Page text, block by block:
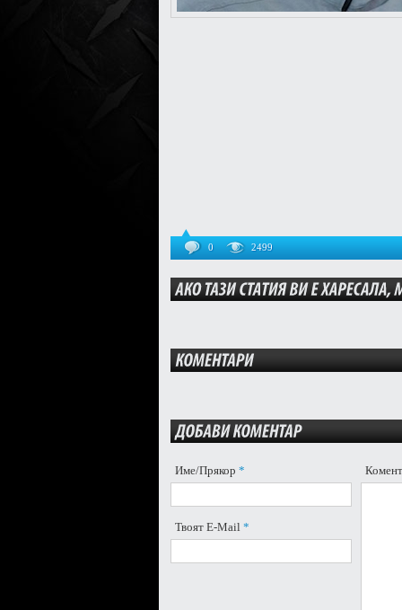
0 2499
Име/Прякор *
Твоят E-Mail *